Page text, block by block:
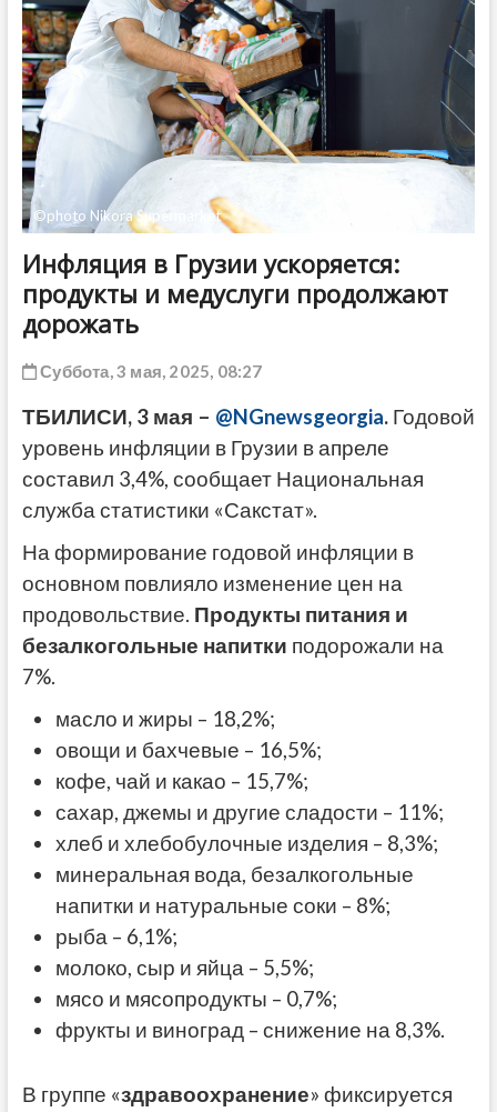
©photo Nikora Supermarket
Инфляция в Грузии ускоряется:
продукты и медуслуги продолжают
дорожать
Суббота, 3 мая, 2025, 08:27
ТБИЛИСИ, 3 мая – @NGnewsgeorgia. Годовой
уровень инфляции в Грузии в апреле
составил 3,4%, сообщает Национальная
служба статистики «Сакстат».
На формирование годовой инфляции в
основном повлияло изменение цен на
продовольствие. Продукты питания и
безалкогольные напитки подорожали на
7%.
масло и жиры – 18,2%;
овощи и бахчевые – 16,5%;
кофе, чай и какао – 15,7%;
сахар, джемы и другие сладости – 11%;
хлеб и хлебобулочные изделия – 8,3%;
минеральная вода, безалкогольные
напитки и натуральные соки – 8%;
рыба – 6,1%;
молоко, сыр и яйца – 5,5%;
мясо и мясопродукты – 0,7%;
фрукты и виноград – снижение на 8,3%.
В группе «здравоохранение» фиксируется